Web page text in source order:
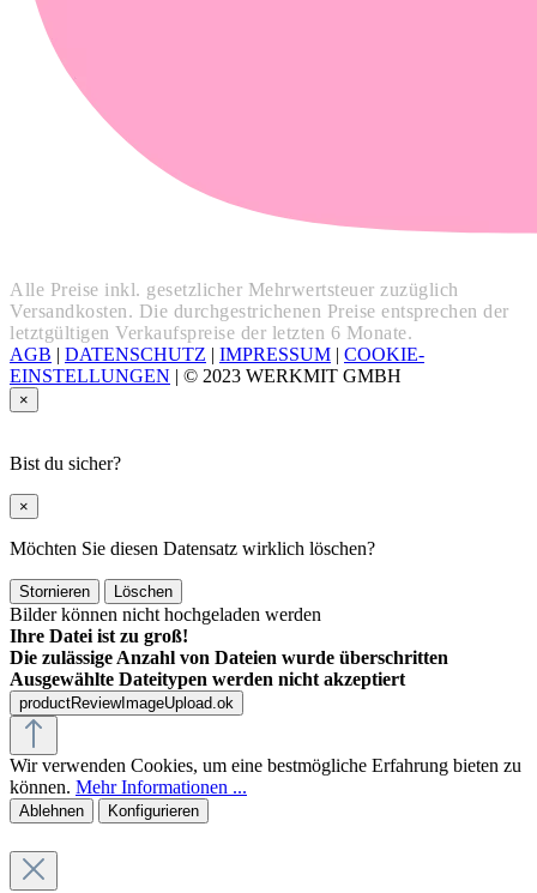
Alle Preise inkl. gesetzlicher Mehrwertsteuer zuzüglich
Versandkosten. Die durchgestrichenen Preise entsprechen der
letztgültigen Verkaufspreise der letzten 6 Monate.
AGB
DATENSCHUTZ IMPRESSUM
COOKIE-
EINSTELLUNGEN
© 2023 WERKMIT GMBH
×
Bist du sicher?
×
Möchten Sie diesen Datensatz wirklich löschen?
Stornieren Löschen
Bilder können nicht hochgeladen werden
Ihre Datei ist zu groß!
Die zulässige Anzahl von Dateien wurde überschritten
Ausgewählte Dateitypen werden nicht akzeptiert
productReviewImageUpload.ok
Wir verwenden Cookies, um eine bestmögliche Erfahrung bieten zu
können. Mehr Informationen ...
Ablehnen Konfigurieren